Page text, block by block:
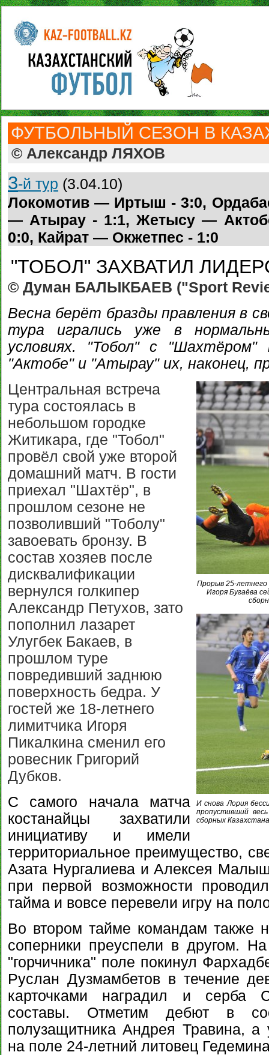
ФУТБОЛЬНЫЙ СЕЗОН В
© Александр ЛЯХОВ
3-й тур (3.04.10)
Локомотив — Иртыш - 3:0,
— Атырау - 1:1, Жетысу —
0:0, Кайрат — Окжетпес - 1:0
"ТОБОЛ" ЗАХВАТИЛ
© Думан БАЛЫКБАЕВ ("Sport
Весна берёт бразды правления в
тура игрались уже в
условиях. "Тобол" с
"Актобе" и "Атырау" их, наконец,
Прорыв 25-летнего
Игоря Бугаёва
И снова Лория
пропустивший
сборных
Центральная встреча
тура состоялась в
небольшом городке
Житикара, где "Тобол"
провёл свой уже второй
домашний матч. В гости
приехал "Шахтёр", в
прошлом сезоне не
позволивший "Тоболу"
завоевать бронзу. В
состав хозяев после
дисквалификации
вернулся голкипер
Александр Петухов, зато
пополнил лазарет
Улугбек Бакаев, в
прошлом туре
повредивший заднюю
поверхность бедра. У
гостей же 18-летнего
лимитчика Игоря
Пикалкина сменил его
ровесник Григорий
Дубков.
С самого начала матча
костанайцы захватили
инициативу и имели
территориальное преимущество,
Азата Нургалиева и Алексея
при первой возможности
тайма и вовсе перевели игру на
Во втором тайме командам также
соперники преуспели в другом.
"горчичника" поле покинул
Руслан Дузмамбетов в течение
карточками наградил и серба
составы. Отметим дебют в
полузащитника Андрея Травина, а
на поле 24-летний литовец